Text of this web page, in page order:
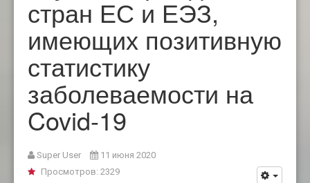
стран ЕС и ЕЭЗ,
имеющих позитивную
статистику
заболеваемости на
Covid-19
Super User
11 июня 2020
Просмотров: 2329